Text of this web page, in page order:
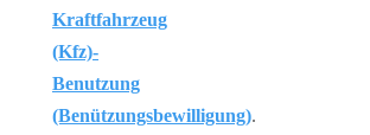
Kraftfahrzeug
(Kfz)-
Benutzung
(Benützungsbewilligung).